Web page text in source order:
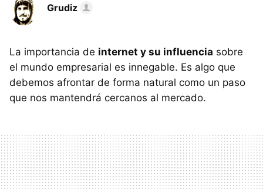
Grudiz
La importancia de internet y su influencia sobre
el mundo empresarial es innegable. Es algo que
debemos afrontar de forma natural como un paso
que nos mantendrá cercanos al mercado.